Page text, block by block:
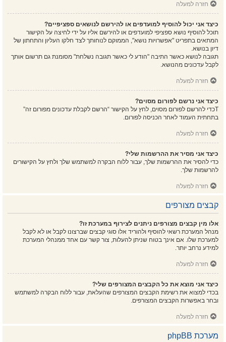
חזרה למעלה
כיצד אני יכול להוסיף למועדפים או להירשם לנושאים ספציפיים?
תוכל להוסיף נושא ספציפי למועדפים או להירשם אליו על ידי לחיצה על הקישור
המתאים בתפריט "אפשרויות נושא", הממוקם לנוחותך לצד חלקו העליון והתחתון של
דיון בנושא.
תגובה לנושא כאשר התיבה "הודע לי כאשר תגובה נשלחת" מסומנת גם תרשום אותך
לקבל עדכונים מהנושא.
חזרה למעלה
כיצד אני נרשם לפורום מסוים?
Tכדי להרשם לפורום מסוים, לחץ על הקישור “הרשם לקבלת עדכונים מפורום זה”
בתחתית העמוד לאחר הכניסה לפורום.
חזרה למעלה
כיצד אני מסיר את ההרשמות שלי?
כדי להסיר את ההרשמות שלך, עבור ללוח הבקרה למשתמש שלך ולחץ על הקישורים
להרשמות שלך.
חזרה למעלה
קבצים מצורפים
אלו מין קבצים מצורפים ניתנים לצירוף במערכת זו?
מנהל המערכת רשאי להוסיף ולהוריד אלו סוגי קבצים שברצונו לקבל או לא לקבל
למערכת שלו. אם אינך בטוח שניתן להעלות, צור קשר עם אחד ממנהלי המערכת
למידע נרחב יותר.
חזרה למעלה
כיצד אני מוצא את כל הקבצים המצורפים שלי?
בכדי למצוא את רשימת הקבצים המצורפים שהעלאת, עבור ללוח הבקרה למשתמש
ובחר באפשרות הקבצים המצורפים.
חזרה למעלה
מערכת phpBB